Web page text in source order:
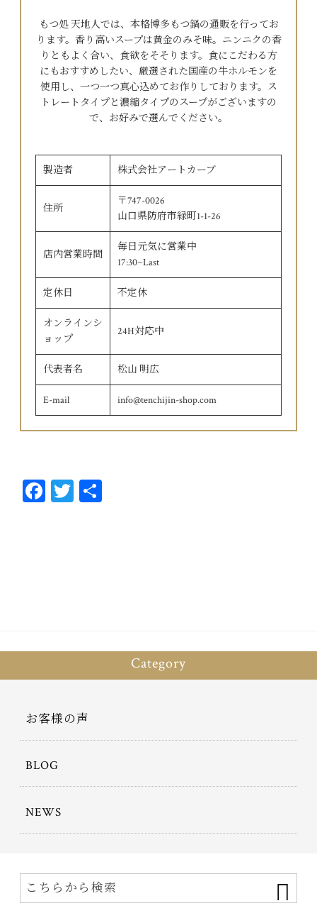
もつ処 天地人では、本格博多もつ鍋の通販を行ってお
ります。香り高いスープは黄金のみそ味。ニンニクの香
りともよく合い、食欲をそそります。食にこだわる方
にもおすすめしたい、厳選された国産の牛ホルモンを
使用し、一つ一つ真心込めてお作りしております。ス
トレートタイプと濃縮タイプのスープがございますの
で、お好みで選んでください。
製造者 株式会社アートカーブ
住所
〒747-0026
山口県防府市緑町1-1-26
店内営業時間
毎日元気に営業中
17:30~Last
定休日 不定休
オンラインシ
ョップ
24H対応中
代表者名 松山 明広
E-mail info@tenchijin-shop.com
Fa T
Category
お客様の声
BLOG
NEWS